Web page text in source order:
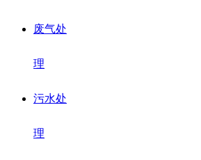
废气处
理
污水处
理